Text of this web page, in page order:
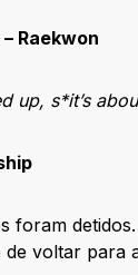
Raekwon
up, s*it’s
foram
voltar para